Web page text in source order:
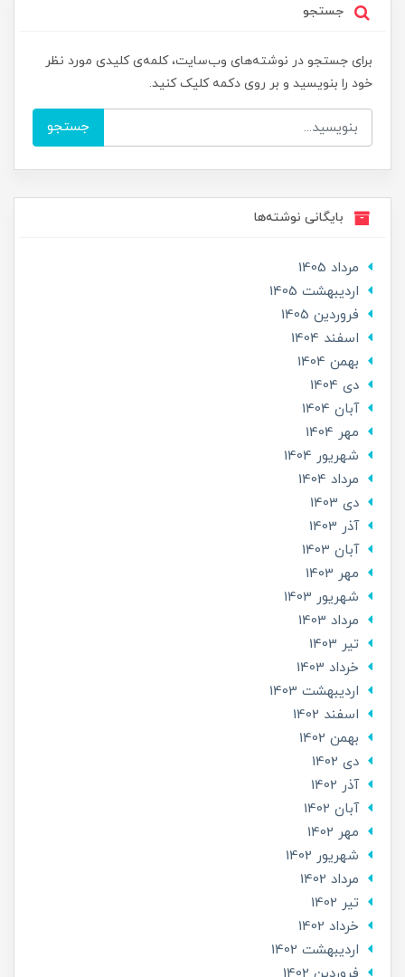
جستجو
برای جستجو در نوشته‌های وب‌سایت، کلمه‌ی کلیدی مورد نظر
خود را بنویسید و بر روی دکمه کلیک کنید.
جستجو
بایگانی نوشته‌ها
مرداد 1405
ارديبهشت 1405
فروردین 1405
اسفند 1404
بهمن 1404
دی 1404
آبان 1404
مهر 1404
شهریور 1404
مرداد 1404
دی 1403
آذر 1403
آبان 1403
مهر 1403
شهریور 1403
مرداد 1403
تير 1403
خرداد 1403
ارديبهشت 1403
اسفند 1402
بهمن 1402
دی 1402
آذر 1402
آبان 1402
مهر 1402
شهریور 1402
مرداد 1402
تير 1402
خرداد 1402
ارديبهشت 1402